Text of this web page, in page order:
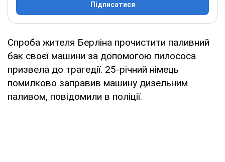
Підписатися
Спроба жителя Берліна прочистити паливний
бак своєї машини за допомогою пилососа
призвела до трагедії. 25-річний німець
помилково заправив машину дизельним
паливом, повідомили в поліції.